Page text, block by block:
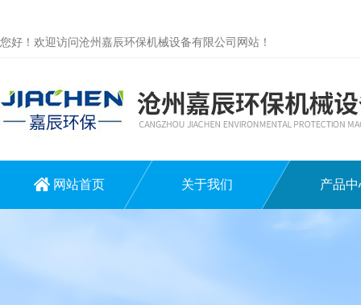
您好！欢迎访问沧州嘉辰环保机械设备有限公司网站！
网站首页 关于我们 产品中